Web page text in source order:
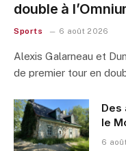
double à
Sports 6 août 2026
Alexis Galarneau et
de premier tour en
Des
le
6